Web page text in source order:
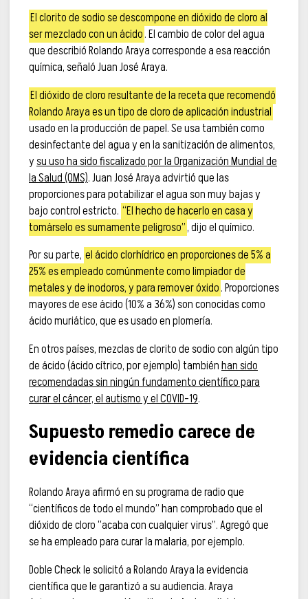
El clorito de sodio se descompone en dióxido de cloro al
ser mezclado con un ácido. El cambio de color del agua
que describió Rolando Araya corresponde a esa reacción
química, señaló Juan José Araya.
El dióxido de cloro resultante de la receta que recomendó
Rolando Araya es un tipo de cloro de aplicación industrial
usado en la producción de papel. Se usa también como
desinfectante del agua y en la sanitización de alimentos,
ysu uso ha sido fiscalizado por la Organización Mundial de
la Salud (OMS). Juan José Araya advirtió que las
proporciones para potabilizar el agua son muy bajas y
bajo control estricto. “El hecho de hacerlo en casa y
tomárselo es sumamente peligroso”, dijo el químico.
Por su parte, el ácido clorhídrico en proporciones de 5% a
25% es empleado comúnmente como limpiador de
metales y de inodoros, y para remover óxido. Proporciones
mayores de ese ácido (10% a 36%) son conocidas como
ácido muriático, que es usado en plomería.
En otros países, mezclas de clorito de sodio con algún tipo
de ácido (ácido cítrico, por ejemplo) tambiénhan sido
recomendadas sin ningún fundamento científico para
curar el cáncer, el autismo y el COVID-19.
Supuesto remedio carece de
evidencia científica
Rolando Araya afirmó en su programa de radio que
“científicos de todo el mundo” han comprobado que el
dióxido de cloro “acaba con cualquier virus”. Agregó que
se ha empleado para curar la malaria, por ejemplo.
Doble Check le solicitó a Rolando Araya la evidencia
científica que le garantizó a su audiencia. Araya